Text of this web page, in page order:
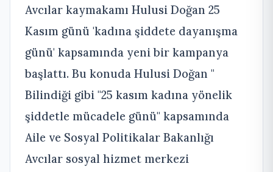
Avcılar kaymakamı Hulusi Doğan 25
Kasım günü 'kadına şiddete dayanışma
günü' kapsamında yeni bir kampanya
başlattı. Bu konuda Hulusi Doğan "
Bilindiği gibi "25 kasım kadına yönelik
şiddetle mücadele günü" kapsamında
Aile ve Sosyal Politikalar Bakanlığı
Avcılar sosyal hizmet merkezi